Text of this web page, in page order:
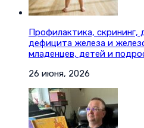
Профилактика, скрининг,
дефицита железа и
младенцев, детей и
26 июня, 2026